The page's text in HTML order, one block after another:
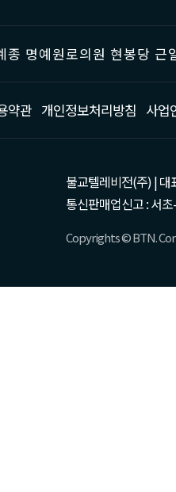
종 명예원로의원 현봉당
약관 개인정보처리방침 사업
불교텔레비전(주) | 대
통신판매업신고 : 서
Copyrights © BTN.